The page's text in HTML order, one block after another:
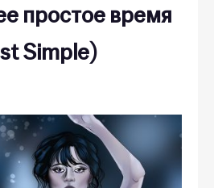
простое время
Simple)